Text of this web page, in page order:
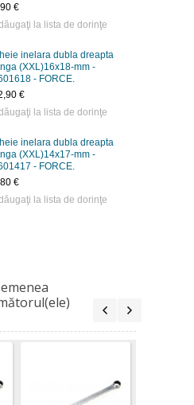
€
la lista de dorinţe
inelara dubla dreapta
(XXL)16x18-mm -
- FORCE.
€
la lista de dorinţe
inelara dubla dreapta
(XXL)14x17-mm -
- FORCE.
€
la lista de dorinţe